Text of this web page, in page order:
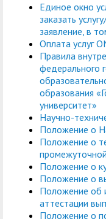
Единое окно
заказать
заявление, в
Оплата услуг
Правила
федерального
образования
университет»
Научно-
Положение о
Положение о
Положение о
Положение о
Положение об
аттестации
Положение о